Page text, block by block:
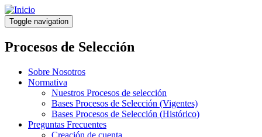
Pasar
al
contenido
principal
Toggle navigation
Procesos de Selección
Sobre Nosotros
Normativa
Nuestros Procesos de selección
Bases Procesos de Selección (Vigentes)
Bases Procesos de Selección (Histórico)
Preguntas Frecuentes
Creación de cuenta